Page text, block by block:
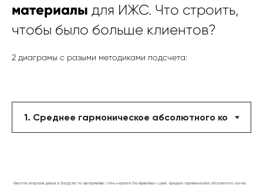
материалы для ИЖС. Что строить,
чтобы было больше клиентов?
2 диаграмы с разыми методиками подсчета: